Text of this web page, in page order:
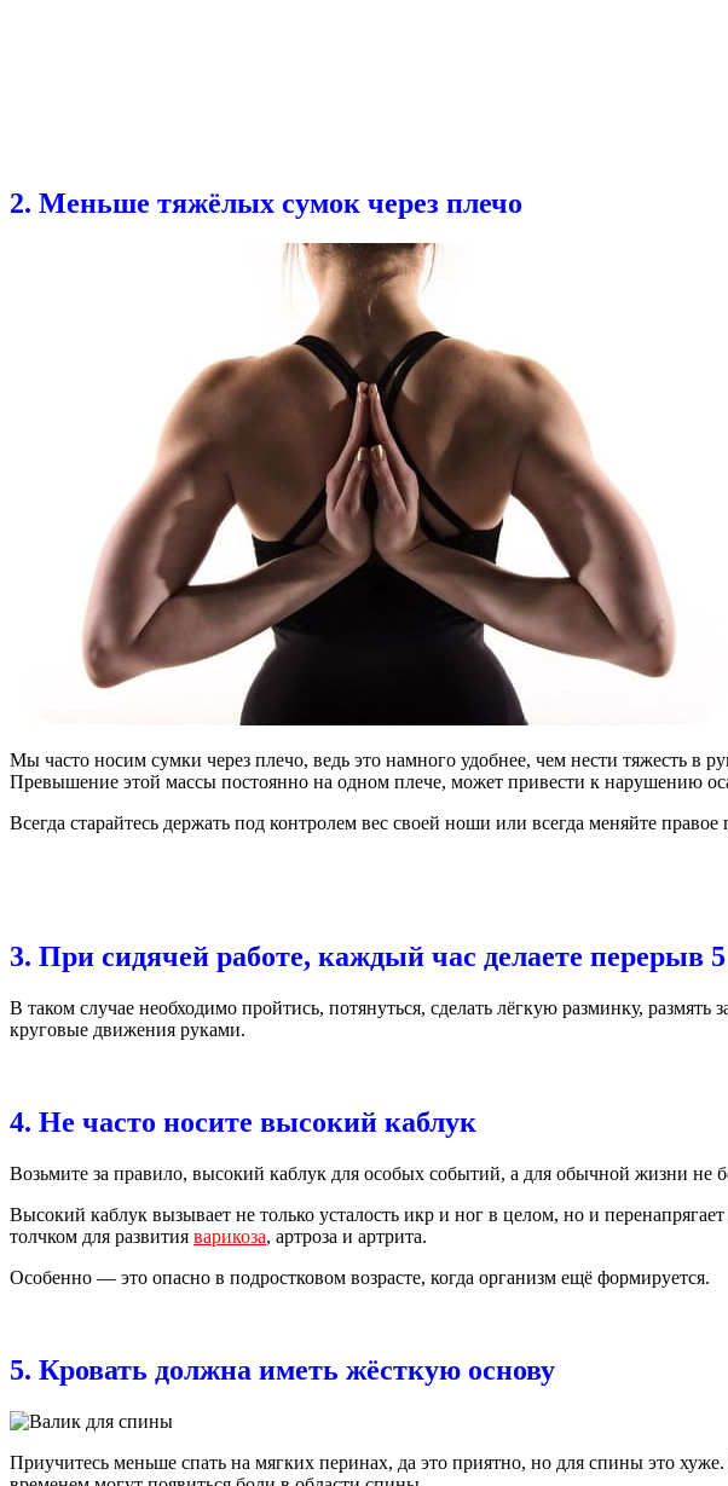
2. Меньше тяжёлых сумок через плечо
Мы часто носим сумки через плечо, ведь это намного удобнее, чем нести тяжесть в
Превышение этой массы постоянно на одном плече, может привести к нарушению
Всегда старайтесь держать под контролем вес своей ноши или всегда меняйте
3. При сидячей работе, каждый час делаете перерыв
В таком случае необходимо пройтись, потянуться, сделать лёгкую разминку,
круговые движения руками.
4. Не часто носите высокий каблук
Возьмите за правило, высокий каблук для особых событий, а для обычной жизни не
Высокий каблук вызывает не только усталость икр и ног в целом, но и
толчком для развития варикоза, артроза и артрита.
Особенно — это опасно в подростковом возрасте, когда организм ещё формируется.
5. Кровать должна иметь жёсткую основу
Приучитесь меньше спать на мягких перинах, да это приятно, но для спины это